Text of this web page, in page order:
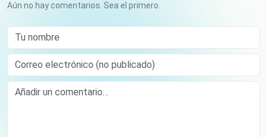
Aún no hay comentarios. Sea el primero.
Tu nombre
Correo electrónico (no publicado)
Comment